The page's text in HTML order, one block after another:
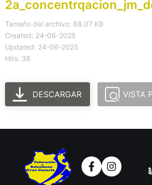
Tamaño del archivo: 88.07 KB
Created: 24-06-2025
Updated: 24-06-2025
Hits: 38
DESCARGAR VISTA